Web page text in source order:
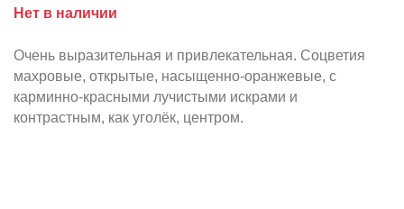
Нет в наличии
Очень выразительная и привлекательная. Соцветия
махровые, открытые, насыщенно-оранжевые, с
карминно-красными лучистыми искрами и
контрастным, как уголёк, центром.